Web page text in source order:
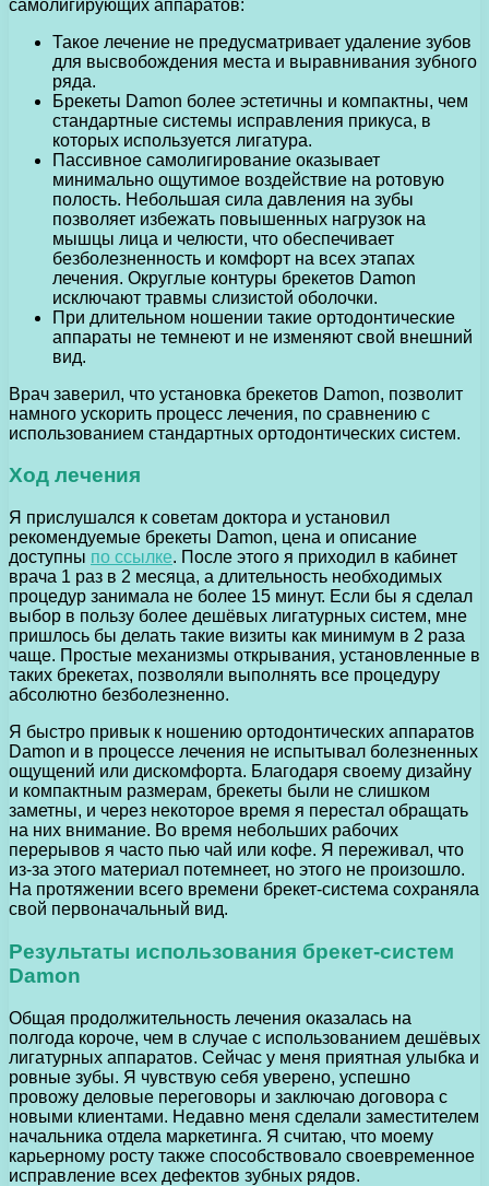
самолигирующих аппаратов:
Такое лечение не предусматривает удаление зубов
для высвобождения места и выравнивания зубного
ряда.
Брекеты Damon более эстетичны и компактны, чем
стандартные системы исправления прикуса, в
которых используется лигатура.
Пассивное самолигирование оказывает
минимально ощутимое воздействие на ротовую
полость. Небольшая сила давления на зубы
позволяет избежать повышенных нагрузок на
мышцы лица и челюсти, что обеспечивает
безболезненность и комфорт на всех этапах
лечения. Округлые контуры брекетов Damon
исключают травмы слизистой оболочки.
При длительном ношении такие ортодонтические
аппараты не темнеют и не изменяют свой внешний
вид.
Врач заверил, что установка брекетов Damon, позволит
намного ускорить процесс лечения, по сравнению с
использованием стандартных ортодонтических систем.
Ход лечения
Я прислушался к советам доктора и установил
рекомендуемые брекеты Damon, цена и описание
доступны по ссылке. После этого я приходил в кабинет
врача 1 раз в 2 месяца, а длительность необходимых
процедур занимала не более 15 минут. Если бы я сделал
выбор в пользу более дешёвых лигатурных систем, мне
пришлось бы делать такие визиты как минимум в 2 раза
чаще. Простые механизмы открывания, установленные в
таких брекетах, позволяли выполнять все процедуру
абсолютно безболезненно.
Я быстро привык к ношению ортодонтических аппаратов
Damon и в процессе лечения не испытывал болезненных
ощущений или дискомфорта. Благодаря своему дизайну
и компактным размерам, брекеты были не слишком
заметны, и через некоторое время я перестал обращать
на них внимание. Во время небольших рабочих
перерывов я часто пью чай или кофе. Я переживал, что
из-за этого материал потемнеет, но этого не произошло.
На протяжении всего времени брекет-система сохраняла
свой первоначальный вид.
Результаты использования брекет-систем
Damon
Общая продолжительность лечения оказалась на
полгода короче, чем в случае с использованием дешёвых
лигатурных аппаратов. Сейчас у меня приятная улыбка и
ровные зубы. Я чувствую себя уверено, успешно
провожу деловые переговоры и заключаю договора с
новыми клиентами. Недавно меня сделали заместителем
начальника отдела маркетинга. Я считаю, что моему
карьерному росту также способствовало своевременное
исправление всех дефектов зубных рядов.